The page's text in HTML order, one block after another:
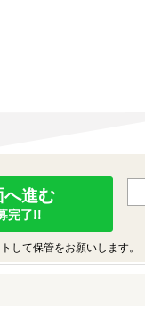
へ進む
完了!!
して保管をお願いします。